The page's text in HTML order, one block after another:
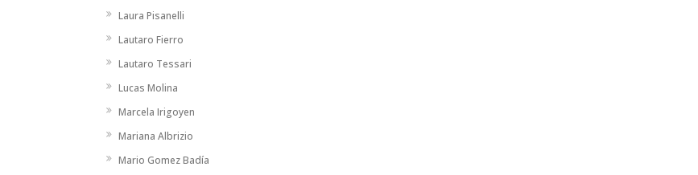
Laura Pisanelli
Lautaro Fierro
Lautaro Tessari
Lucas Molina
Marcela Irigoyen
Mariana Albrizio
Mario Gomez Badía